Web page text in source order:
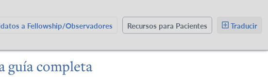
a Fellowship/Observadores Recursos para Pacientes Traducir
guía completa